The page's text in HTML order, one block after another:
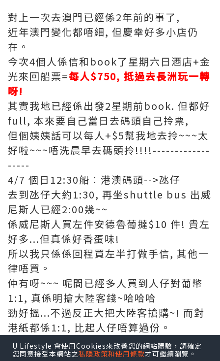
對上一次去澳門已經係2年前的事了,
近年澳門變化都唔細, 但慶幸好多小店仍
在。
今次4個人係信和book了星期六日酒店+金
光來回船票=每人$750, 抵過去長洲玩一轉
呀!
其實我地已經係出發2星期前book. 但都好
full, 本來要自己當日去碼頭自己拎票,
但個姨姨話可以每人+$5幫我地去拎~~~太
好啦~~~唔洗晨早去碼頭拎!!!!-------------
-----
4/7 個日12:30船：港澳碼頭-->氹仔
去到氹仔大約1:30, 再坐shuttle bus 出威
尼斯人已經2:00幾~~
係威尼斯人買左件安德魯葡撻$10 件! 貴左
好多...但真係好香蛋味!
所以我只係係回程買左半打做手信, 其他一
律唔買。
仲有呀~~~ 呢間已經多人買到人仔對葡幣
1:1, 真係明搶大陸客錢~哈哈哈
勁好搵...不過反正大把大陸客搶購~! 而對
港紙都係1:1, 比起人仔唔算過份。
威尼斯內有d店仍會兌1.03, 冇咩影響。 不
過好大機會找返葡幣比你~~----------------
U Lifestyle 會使用Cookies來改善您的網站體驗，請確定
您同意接受本網站之私隱政策和使用條款才可繼續瀏覽。